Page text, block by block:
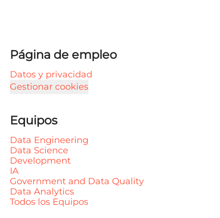
Página de empleo
Datos y privacidad
Gestionar cookies
Equipos
Data Engineering
Data Science
Development
IA
Government and Data Quality
Data Analytics
Todos los Equipos